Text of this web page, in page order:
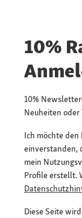
10%
10%
Neuheiten oder
Ich möchte
einverstanden,
mein
Profile erstellt.
Diese Seite